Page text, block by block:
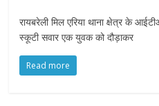
रायबरेली मिल एरिया थाना क्षेत्र के
स्कूटी सवार एक युवक को दौड़ाकर
Read more